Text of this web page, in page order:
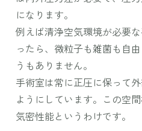
になります。
例えば清浄空気環境が必要
ったら、微粒子も雑菌も自
うもありません。
手術室は常に正圧に保って
ようにしています。この空
気密性能というわけです。